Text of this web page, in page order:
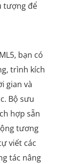
tượng để
bạn có
trình kích
gian và
Bộ sưu
hợp sẵn
tương
viết các
tác nâng